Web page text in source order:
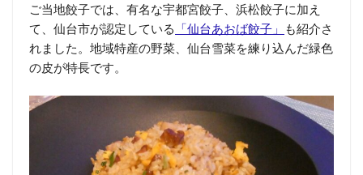
ご当地餃子では、有名な宇都宮餃子、浜松餃子に加え
て、仙台市が認定している 「仙台あおば餃子」 も紹介さ
れました。地域特産の野菜、仙台雪菜を練り込んだ緑色
の皮が特長です。